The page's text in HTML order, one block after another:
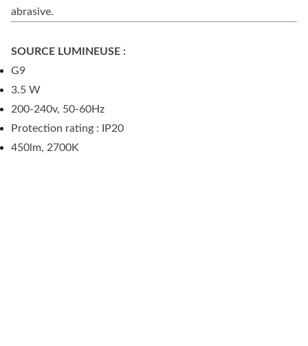
abrasive.
SOURCE LUMINEUSE :
G9
3.5 W
200-240v, 50-60Hz
Protection rating : IP20
450lm, 2700K